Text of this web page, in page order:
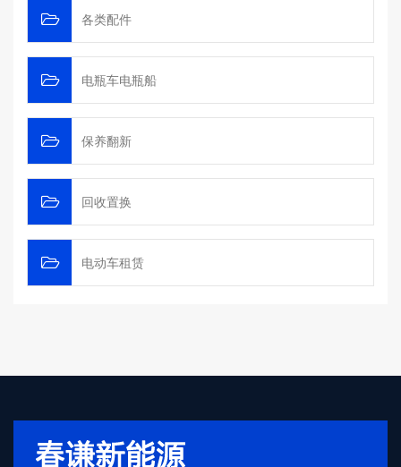
各类配件
电瓶车电瓶船
保养翻新
回收置换
电动车租赁